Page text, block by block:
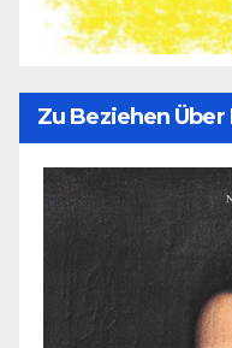
Zu Beziehen Über